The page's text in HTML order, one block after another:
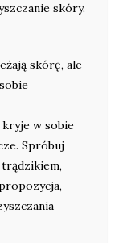
skóry.
skórę, ale
kryje w sobie
Spróbuj